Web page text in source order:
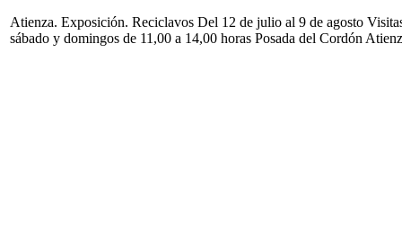
Atienza. Exposición. Reciclavos Del 12 de julio al 9 de agosto
sábado y domingos de 11,00 a 14,00 horas Posada del Cordón